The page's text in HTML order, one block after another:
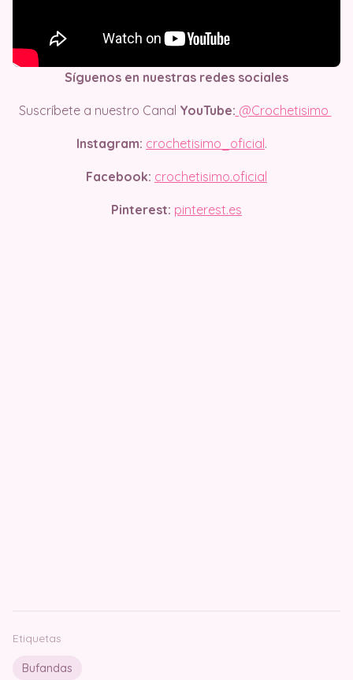
Síguenos en nuestras redes sociales
Suscríbete a nuestro Canal YouTube: @Crochetisimo
Instagram: crochetisimo_oficial .
Facebook: crochetisimo.oficial
Pinterest: pinterest.es
Etiquetas
Bufandas